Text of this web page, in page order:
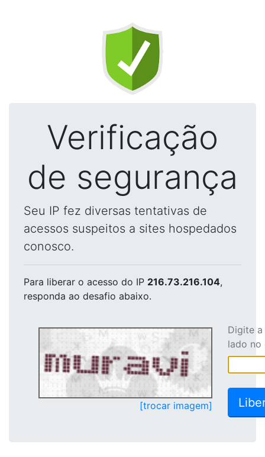
Verificação
de segurança
Seu IP fez diversas tentativas de
acessos suspeitos a sites hospedados
conosco.
Para liberar o acesso do IP 216.73.216.104,
responda ao desafio abaixo.
[trocar imagem]
Digite
lado no